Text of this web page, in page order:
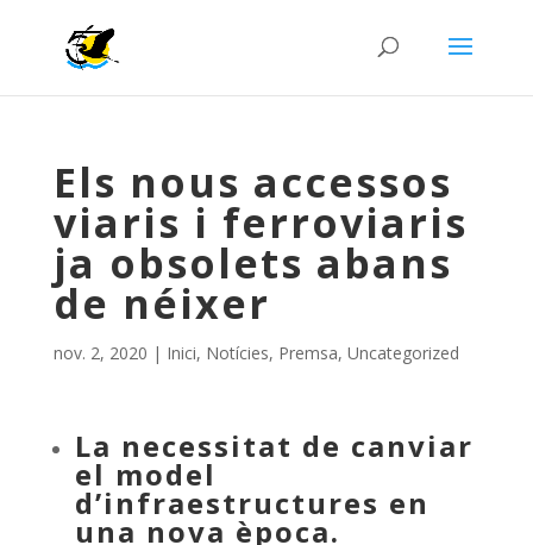
Els nous accessos
viaris i ferroviaris
ja obsolets abans
de néixer
nov. 2, 2020 | Inici, Notícies, Premsa, Uncategorized
La necessitat de canviar
el model
d’infraestructures en
una nova època.